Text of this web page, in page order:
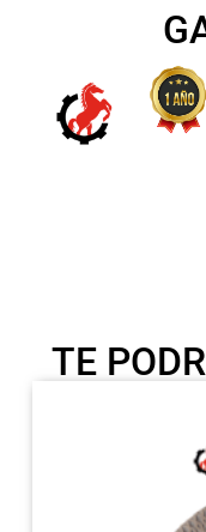
TE